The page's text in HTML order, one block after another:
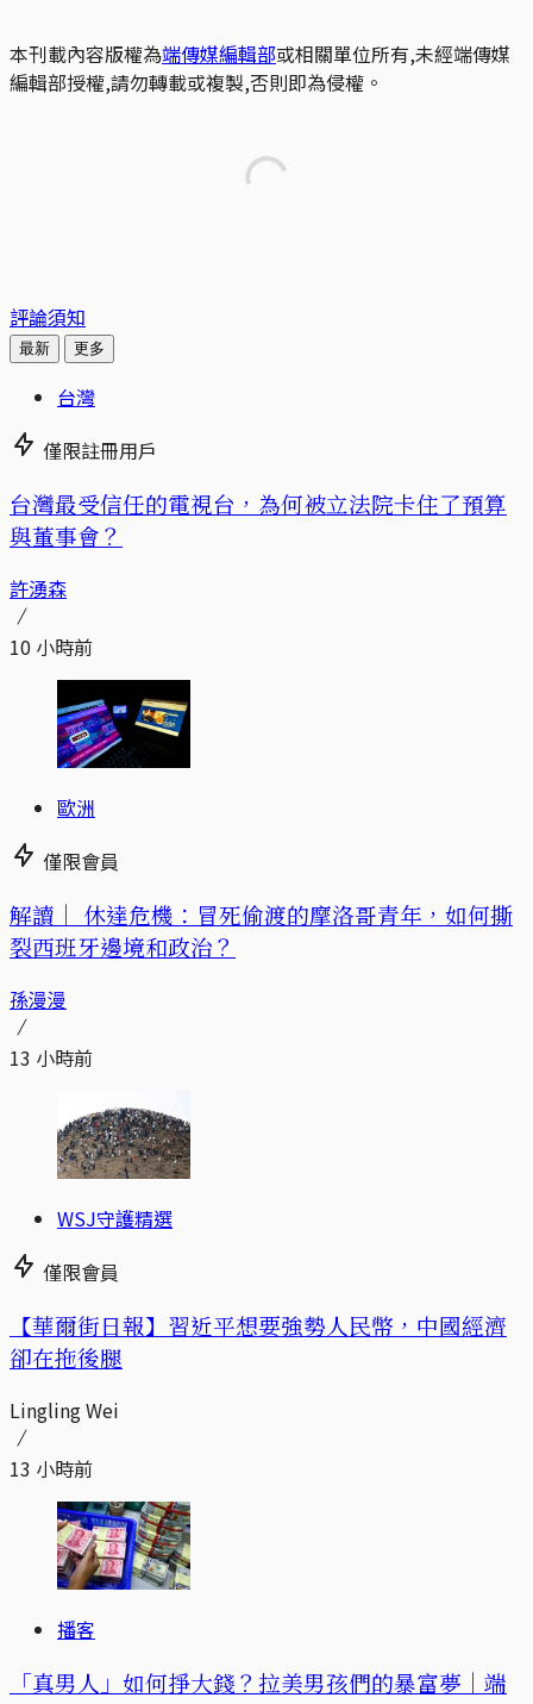
本刊載內容版權為端傳媒編輯部或相關單位所有,未經端傳媒
編輯部授權,請勿轉載或複製,否則即為侵權。
評論須知
最新 更多
台灣
僅限註冊用戶
台灣最受信任的電視台，為何被立法院卡住了預算
與董事會？
許湧森
10 小時前
歐洲
僅限會員
解讀｜ 休達危機：冒死偷渡的摩洛哥青年，如何撕
裂西班牙邊境和政治？
孫漫漫
13 小時前
WSJ守護精選
僅限會員
【華爾街日報】習近平想要強勢人民幣，中國經濟
卻在拖後腿
Lingling Wei
13 小時前
播客
「真男人」如何掙大錢？拉美男孩們的暴富夢｜端